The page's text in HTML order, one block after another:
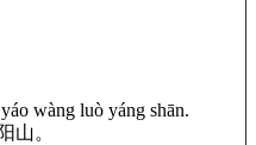
wàng luò yáng shān.
山。